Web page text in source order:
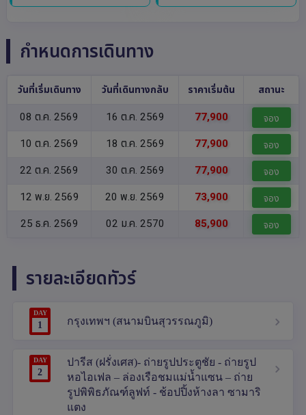
กำหนดการเดินทาง
วันที่เริ่มเดินทาง วันที่เดินทางกลับ ราคาเริ่มต้น สถานะ
08 ต.ค. 2569 16 ต.ค. 2569 77,900 จอง
10 ต.ค. 2569 18 ต.ค. 2569 77,900 จอง
22 ต.ค. 2569 30 ต.ค. 2569 77,900 จอง
12 พ.ย. 2569 20 พ.ย. 2569 73,900 จอง
25 ธ.ค. 2569 02 ม.ค. 2570 85,900 จอง
รายละเอียดทัวร์
DAY
1 กรุงเทพฯ (สนามบินสุวรรณภูมิ)
DAY
2
ปารีส (ฝรั่งเศส)- ถ่ายรูปประตูชัย - ถ่ายรูป
หอไอเฟล – ล่องเรือชมแม่น้ำแซน – ถ่าย
รูปพิพิธภัณฑ์ลูฟท์ - ช้อปปิ้งห้างลา ซามาริ
แตง